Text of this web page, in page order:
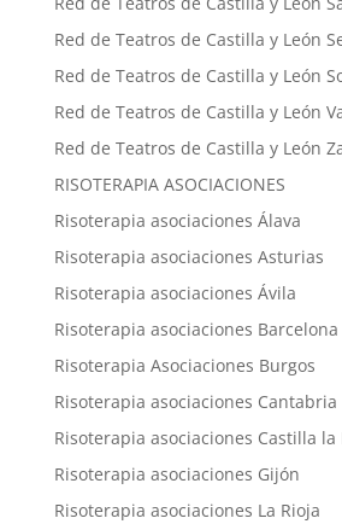
Red de Teatros de Castilla y León
Red de Teatros de Castilla y León
Red de Teatros de Castilla y León
Red de Teatros de Castilla y León
RISOTERAPIA ASOCIACIONES
Risoterapia asociaciones Álava
Risoterapia asociaciones Asturias
Risoterapia asociaciones Ávila
Risoterapia asociaciones Barcelona
Risoterapia Asociaciones Burgos
Risoterapia asociaciones Cantabria
Risoterapia asociaciones Castilla la
Risoterapia asociaciones Gijón
Risoterapia asociaciones La Rioja